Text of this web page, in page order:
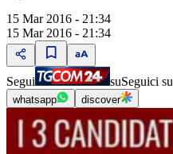
15 Mar 2016 - 21:34
15 Mar 2016 - 21:34
Segui suSeguici su
whatsapp discover